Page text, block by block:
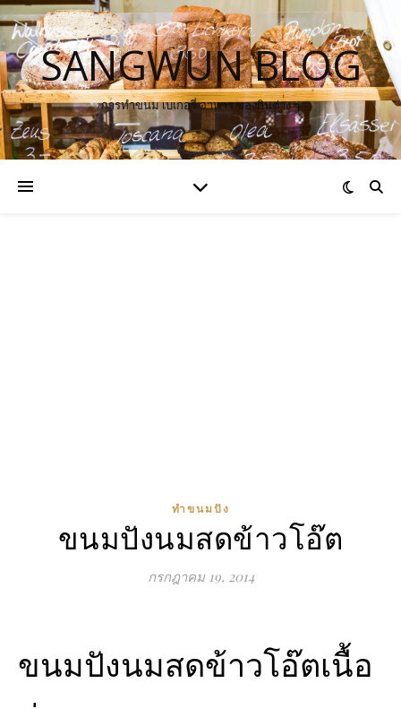
SANGWUN BLOG
การทำขนม เบเกอรี่ อาหาร ของกินต่าง ๆ
ทำขนมปัง
ขนมปังนมสดข้าวโอ๊ต
กรกฎาคม 19, 2014
ขนมปังนมสดข้าวโอ๊ตเนื้อ